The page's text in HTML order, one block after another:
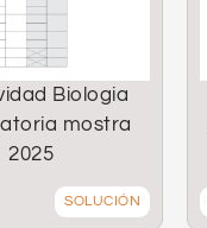
Biologia
mostra
2025
SOLUCIÓN